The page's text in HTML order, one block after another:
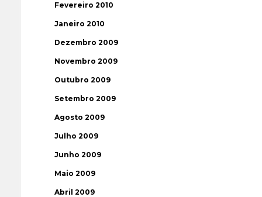
Fevereiro 2010
Janeiro 2010
Dezembro 2009
Novembro 2009
Outubro 2009
Setembro 2009
Agosto 2009
Julho 2009
Junho 2009
Maio 2009
Abril 2009